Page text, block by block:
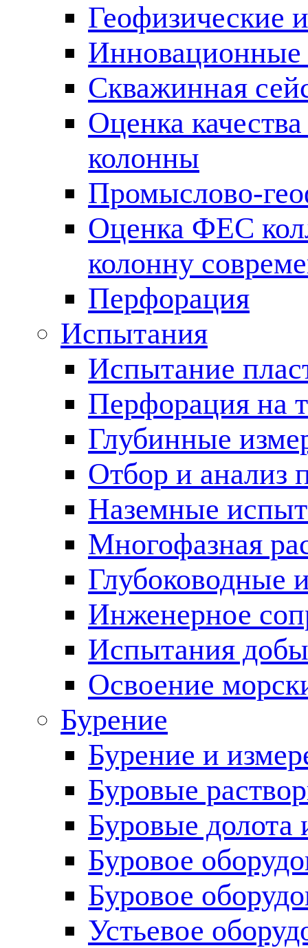
Геофизические
Инновационные
Скважинная
Оценка
колонны
Промыслово-
Оценка ФЕС
колонну
Перфорация
Испытания
Испытание
Перфорация на
Глубинные
Отбор и анализ
Наземные
Многофазная
Глубоководные
Инженерное
Испытания
Освоение
Бурение
Бурение и
Буровые
Буровые долота
Буровое
Буровое
Устьевое